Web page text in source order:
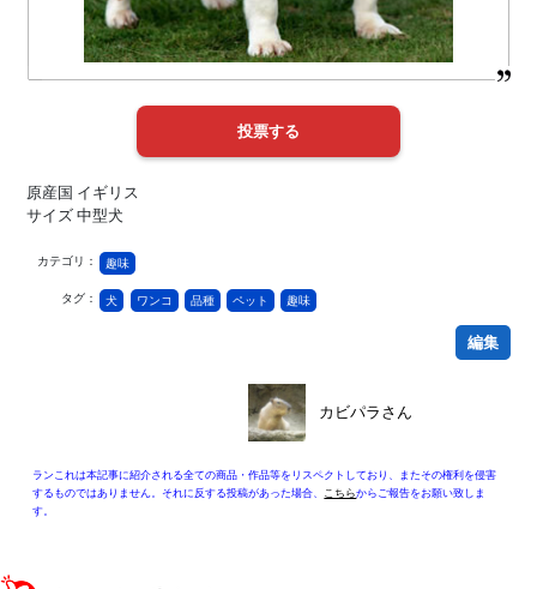
原産国 イギリス
サイズ 中型犬
カテゴリ： 趣味
タグ： 犬 ワンコ 品種 ペット 趣味
編集
カビパラさん
ランこれは本記事に紹介される全ての商品・作品等をリスペクトしており、またその権利を侵害
するものではありません。それに反する投稿があった場合、 こちらからご報告をお願い致しま
す。